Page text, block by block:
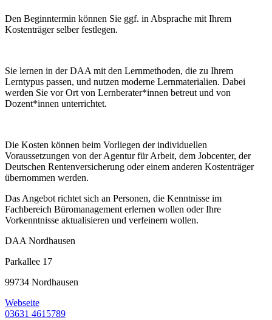
Den Beginntermin können Sie ggf. in Absprache mit Ihrem
Kostenträger selber festlegen.
Sie lernen in der DAA mit den Lernmethoden, die zu Ihrem
Lerntypus passen, und nutzen moderne Lernmaterialien. Dabei
werden Sie vor Ort von Lernberater*innen betreut und von
Dozent*innen unterrichtet.
Die Kosten können beim Vorliegen der individuellen
Voraussetzungen von der Agentur für Arbeit, dem Jobcenter, der
Deutschen Rentenversicherung oder einem anderen Kostenträger
übernommen werden.
Das Angebot richtet sich an Personen, die Kenntnisse im
Fachbereich Büromanagement erlernen wollen oder Ihre
Vorkenntnisse aktualisieren und verfeinern wollen.
DAA Nordhausen
Parkallee 17
99734 Nordhausen
Webseite
03631 4615789